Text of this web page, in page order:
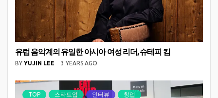
유럽 음악계의 유일한 아시아 여성 리더, 슈테피 킴
BY YUJIN LEE 3 YEARS AGO
TOP 스타트업 인터뷰 창업